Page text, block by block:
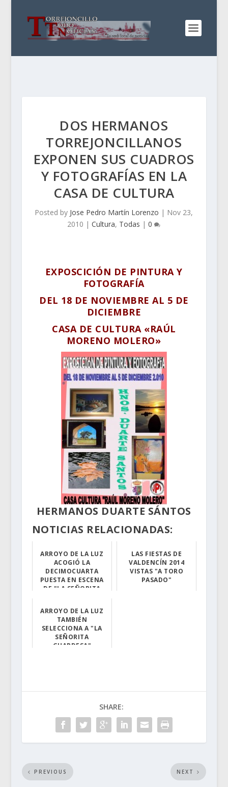
DOS HERMANOS
TORREJONCILLANOS
EXPONEN SUS CUADROS
Y FOTOGRAFÍAS EN LA
CASA DE CULTURA
Posted by Jose Pedro Martín Lorenzo | Nov 23,
2010 |Cultura, Todas |0
EXPOSCICIÓN DE PINTURA Y
FOTOGRAFÍA
DEL 18 DE NOVIEMBRE AL 5 DE
DICIEMBRE
CASA DE CULTURA «RAÚL
MORENO MOLERO»
HERMANOS DUARTE SÁNTOS
NOTICIAS RELACIONADAS:
ARROYO DE LA LUZ
ACOGIÓ LA
DECIMOCUARTA
PUESTA EN ESCENA
DE "LA SEÑORITA
Jachas Teatro h...
LAS FIESTAS DE
VALDENCÍN 2014
VISTAS "A TORO
PASADO"
ARROYO DE LA LUZ
TAMBIÉN
SELECCIONA A "LA
SEÑORITA
GUARDESA"
SHARE:
PREVIOUS NEXT